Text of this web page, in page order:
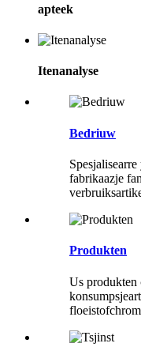
apteek
Itenanalyse
Bedriuw
fabrikaazje
Produkten
Us produkten